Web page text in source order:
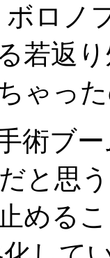
ロノ
若返
ゃっ
術ブ
と思
める